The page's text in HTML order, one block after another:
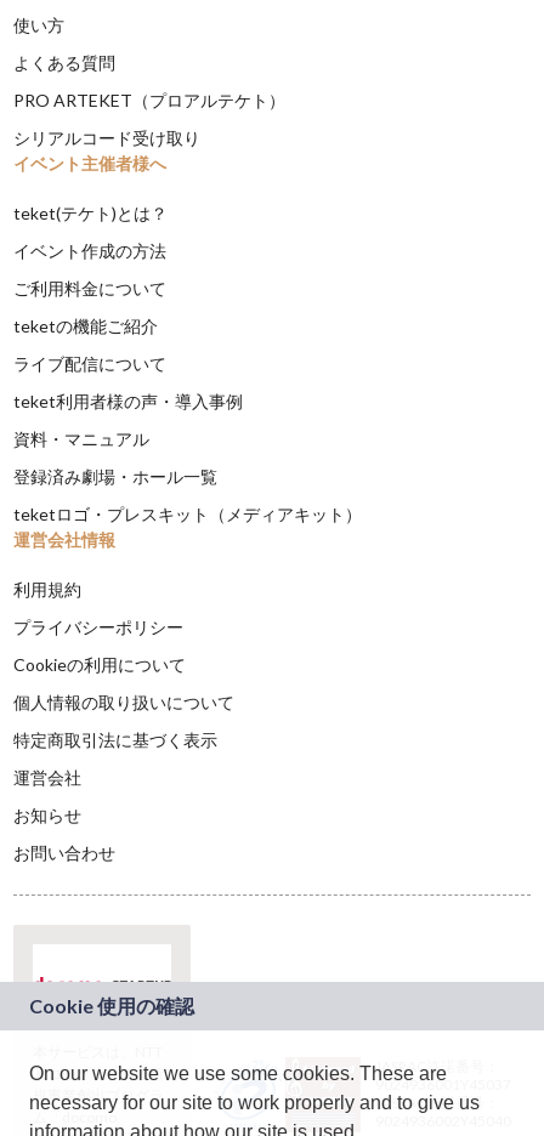
使い方
よくある質問
PRO ARTEKET（プロアルテケト）
シリアルコード受け取り
イベント主催者様へ
teket(テケト)とは？
イベント作成の方法
ご利用料金について
teketの機能ご紹介
ライブ配信について
teket利用者様の声・導入事例
資料・マニュアル
登録済み劇場・ホール一覧
teketロゴ・プレスキット（メディアキット）
運営会社情報
利用規約
プライバシーポリシー
Cookieの利用について
個人情報の取り扱いについて
特定商取引法に基づく表示
運営会社
お知らせ
お問い合わせ
ドコモグループの新
規事業創出プログラ
ム「docomo
JASRAC許諾番号：
9024936001Y45037
JASRAC許諾番号：
On our website we use some cookies. These are
necessary for our site to work properly and to give us
information about how our site is used.